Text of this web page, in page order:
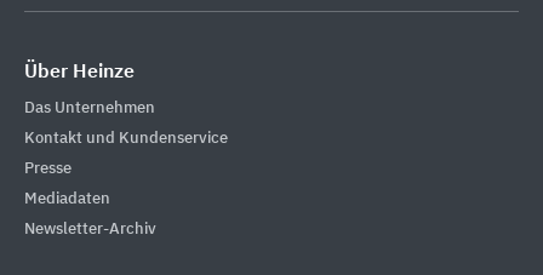
Über Heinze
Das Unternehmen
Kontakt und Kundenservice
Presse
Mediadaten
Newsletter-Archiv